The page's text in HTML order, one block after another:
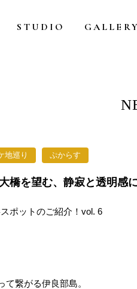
STUDIO GALLERY
地巡り ぷからす
橋を望む、静寂と透明感
ポットのご紹介！vol. 6
繋がる伊良部島。